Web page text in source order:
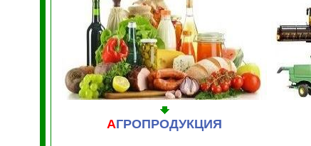
АГРОПРОДУКЦИЯ